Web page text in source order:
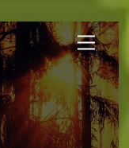
Menu